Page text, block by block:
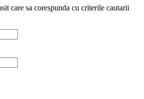
care sa corespunda cu criterile cautarii